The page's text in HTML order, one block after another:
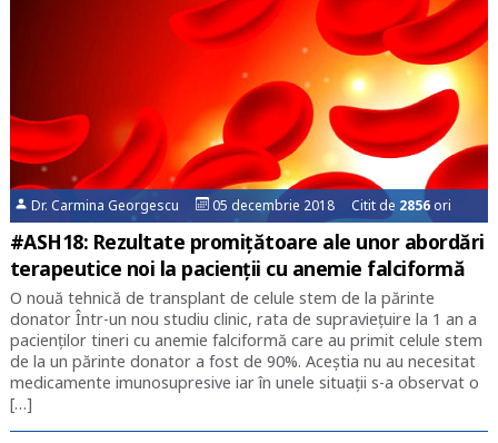
Dr. Carmina Georgescu 05 decembrie 2018 Citit de 2856 ori
#ASH18: Rezultate promițătoare ale unor abordări
terapeutice noi la pacienții cu anemie falciformă
O nouă tehnică de transplant de celule stem de la părinte
donator Într-un nou studiu clinic, rata de supraviețuire la 1 an a
pacienților tineri cu anemie falciformă care au primit celule stem
de la un părinte donator a fost de 90%. Aceștia nu au necesitat
medicamente imunosupresive iar în unele situații s-a observat o
[…]